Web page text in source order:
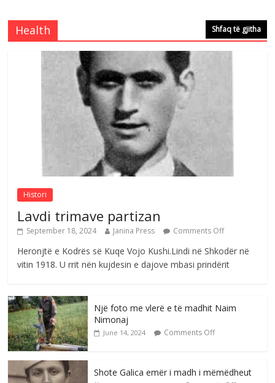
Comments Off
Çlirimtari Mentor Mushkolaj nderohet
me mirenjohje nga Xhevdet Qeriqi Dega
e invalidëve në Fushë Kosovë
August 4, 2026 Comments Off
Sulm , pse të dua ty
August 8, 2026 Comments Off
Health Shfaq të gjitha
Histori
Lavdi trimave partizan
September 18, 2024 Janina Press Comments Off
Heronjtë e Kodrës së Kuqe Vojo Kushi.Lindi në Shkodër në
vitin 1918. U rrit nën kujdesin e dajove mbasi prindërit
Një foto me vlerë e të madhit Naim
Nimonaj
June 14, 2024 Comments Off
Shote Galica emër i madh i mëmëdheut